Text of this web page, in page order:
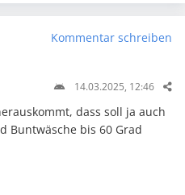
Kommentar schreiben
14.03.2025, 12:46
dass soll ja auch
Buntwäsche bis 60 Grad